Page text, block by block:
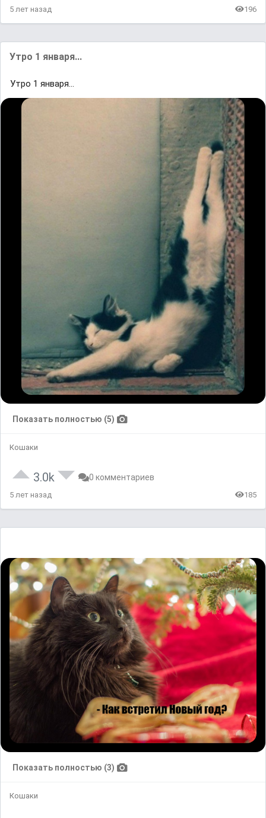
5 лет назад 196
Утро 1 января...
Утро 1 января...
Показать полностью (5)
Кошаки
3.0k 0 комментариев
5 лет назад 185
Показать полностью (3)
Кошаки